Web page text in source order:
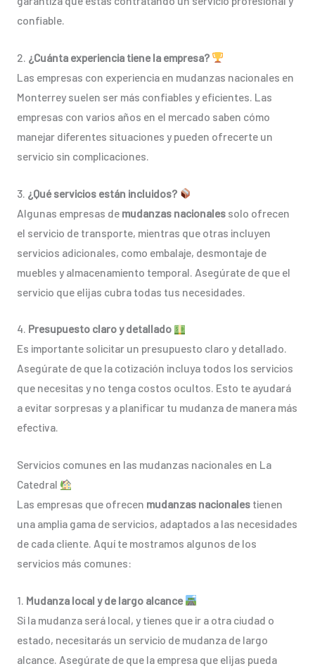
confiable.
2. ¿Cuánta experiencia tiene la empresa?
Las empresas con experiencia en mudanzas nacionales en
Monterrey suelen ser más confiables y eficientes. Las
empresas con varios años en el mercado saben cómo
manejar diferentes situaciones y pueden ofrecerte un
servicio sin complicaciones.
3. ¿Qué servicios están incluidos?
Algunas empresas de mudanzas nacionalessolo ofrecen
el servicio de transporte, mientras que otras incluyen
servicios adicionales, como embalaje, desmontaje de
muebles y almacenamiento temporal. Asegúrate de que el
servicio que elijas cubra todas tus necesidades.
4. Presupuesto claro y detallado
Es importante solicitar un presupuesto claro y detallado.
Asegúrate de que la cotización incluya todos los servicios
que necesitas y no tenga costos ocultos. Esto te ayudará
a evitar sorpresas y a planificar tu mudanza de manera más
efectiva.
Servicios comunes en las mudanzas nacionales en La
Catedral
Las empresas que ofrecen mudanzas nacionales tienen
una amplia gama de servicios, adaptados a las necesidades
de cada cliente. Aquí te mostramos algunos de los
servicios más comunes:
1. Mudanza local y de largo alcance
Si la mudanza será local, y tienes que ir a otra ciudad o
estado, necesitarás un servicio de mudanza de largo
alcance. Asegúrate de que la empresa que elijas pueda